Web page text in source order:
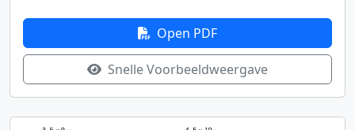
Open PDF
Snelle Voorbeeldweergave